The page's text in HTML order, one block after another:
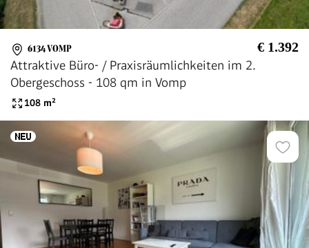
6134 VOMP € 1.392
Attraktive Büro- / Praxisräumlichkeiten im 2.
Obergeschoss - 108 qm in Vomp
108 m²